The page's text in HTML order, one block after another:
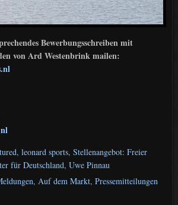
Bewerbungsschreiben mit
von Ard Westenbrink mailen:
, leonard sports, Stellenangebot: Freier
für Deutschland, Uwe Pinnau
, Auf dem Markt, Pressemitteilungen